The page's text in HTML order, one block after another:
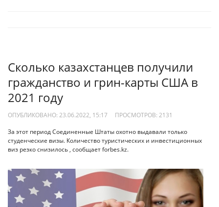
Сколько казахстанцев получили
гражданство и грин-карты США в
2021 году
ОПУБЛИКОВАНО: 23.06.2022, 15:17 ПРОСМОТРОВ: 2131
За этот период Соединенные Штаты охотно выдавали только
студенческие визы. Количество туристических и инвестиционных
виз резко снизилось , сообщает forbes.kz.